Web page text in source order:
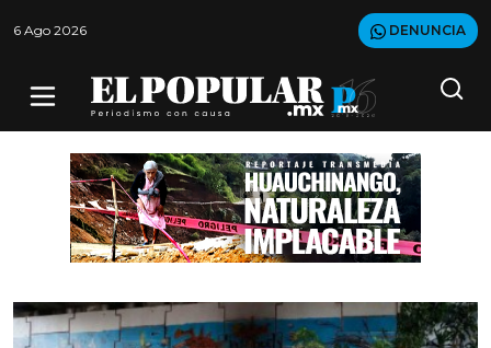
6 Ago 2026 DENUNCIA